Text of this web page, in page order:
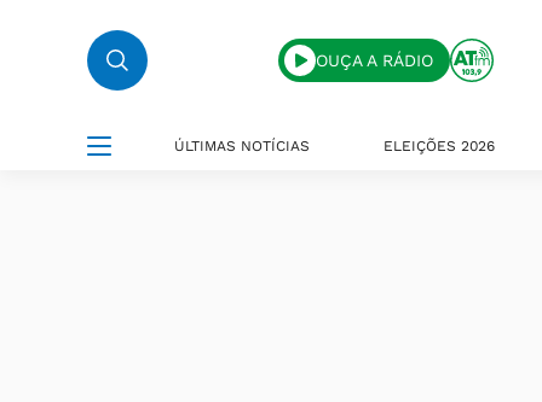
OUÇA A RÁDIO
ÚLTIMAS NOTÍCIAS ELEIÇÕES 2026